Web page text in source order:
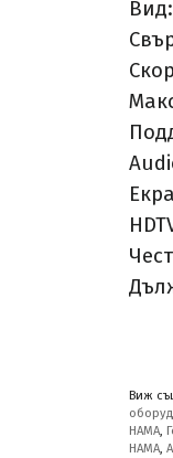
Виж
HAMA,
HAMA,